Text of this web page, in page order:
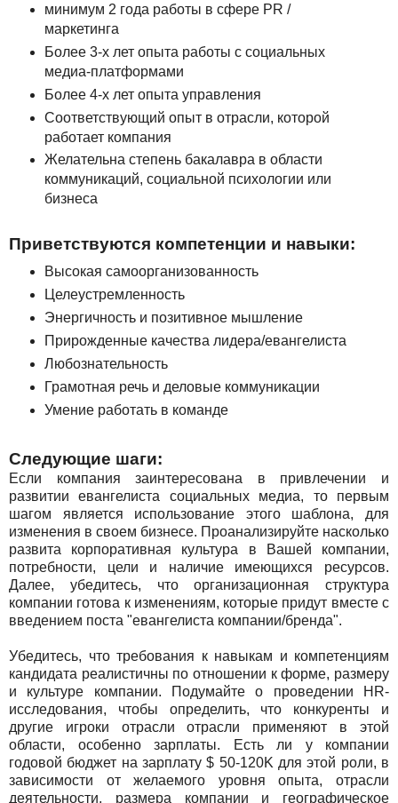
минимум 2 года работы в сфере PR /
маркетинга
Более 3-х лет опыта работы с социальных
медиа-платформами
Более 4-х лет опыта управления
Соответствующий опыт в отрасли, которой
работает компания
Желательна степень бакалавра в области
коммуникаций, социальной психологии или
бизнеса
Приветствуются компетенции и навыки:
Высокая самоорганизованность
Целеустремленность
Энергичность и позитивное мышление
Прирожденные качества лидера/евангелиста
Любознательность
Грамотная речь и деловые коммуникации
Умение работать в команде
Следующие шаги:
Если компания заинтересована в привлечении и
развитии евангелиста социальных медиа, то первым
шагом является использование этого шаблона, для
изменения в своем бизнесе. Проанализируйте насколько
развита корпоративная культура в Вашей компании,
потребности, цели и наличие имеющихся ресурсов.
Далее, убедитесь, что организационная структура
компании готова к изменениям, которые придут вместе с
введением поста "евангелиста компании/бренда".
Убедитесь, что требования к навыкам и компетенциям
кандидата реалистичны по отношении к форме, размеру
и культуре компании. Подумайте о проведении HR-
исследования, чтобы определить, что конкуренты и
другие игроки отрасли отрасли применяют в этой
области, особенно зарплаты. Есть ли у компании
годовой бюджет на зарплату $ 50-120K для этой роли, в
зависимости от желаемого уровня опыта, отрасли
деятельности, размера компании и географическое